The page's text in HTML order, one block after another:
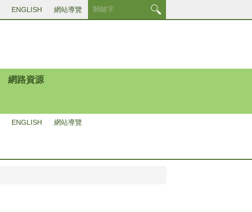
ENGLISH 網站導覽
網路資源
ENGLISH 網站導覽